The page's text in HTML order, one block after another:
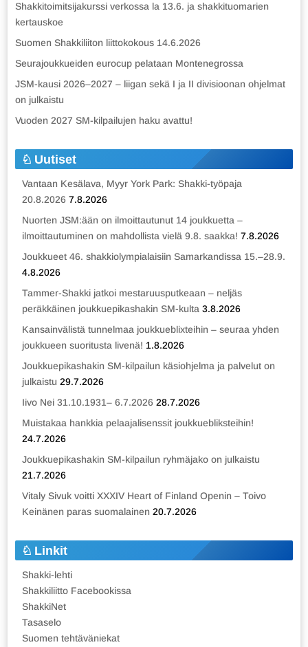
Shakkitoimitsijakurssi verkossa la 13.6. ja shakkituomarien
kertauskoe
Suomen Shakkiliiton liittokokous 14.6.2026
Seurajoukkueiden eurocup pelataan Montenegrossa
JSM-kausi 2026–2027 – liigan sekä I ja II divisioonan ohjelmat
on julkaistu
Vuoden 2027 SM-kilpailujen haku avattu!
Uutiset
Vantaan Kesälava, Myyr York Park: Shakki-työpaja
20.8.2026 7.8.2026
Nuorten JSM:ään on ilmoittautunut 14 joukkuetta –
ilmoittautuminen on mahdollista vielä 9.8. saakka! 7.8.2026
Joukkueet 46. shakkiolympialaisiin Samarkandissa 15.–28.9.
4.8.2026
Tammer-Shakki jatkoi mestaruusputkeaan – neljäs
peräkkäinen joukkuepikashakin SM-kulta 3.8.2026
Kansainvälistä tunnelmaa joukkueblixteihin – seuraa yhden
joukkueen suoritusta livenä! 1.8.2026
Joukkuepikashakin SM-kilpailun käsiohjelma ja palvelut on
julkaistu 29.7.2026
Iivo Nei 31.10.1931– 6.7.2026 28.7.2026
Muistakaa hankkia pelaajalisenssit joukkuebliksteihin!
24.7.2026
Joukkuepikashakin SM-kilpailun ryhmäjako on julkaistu
21.7.2026
Vitaly Sivuk voitti XXXIV Heart of Finland Openin – Toivo
Keinänen paras suomalainen 20.7.2026
Linkit
Shakki-lehti
Shakkiliitto Facebookissa
ShakkiNet
Tasaselo
Suomen tehtäväniekat